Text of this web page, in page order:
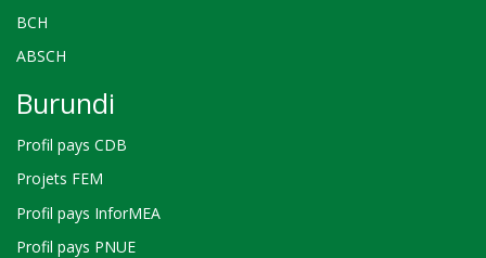
BCH
ABSCH
Burundi
Profil pays CDB
Projets FEM
Profil pays InforMEA
Profil pays PNUE